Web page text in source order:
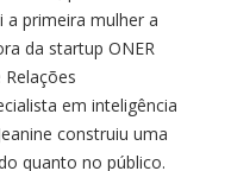
primeira mulher a
da startup ONER
Relações
em inteligência
construiu uma
quanto no público.